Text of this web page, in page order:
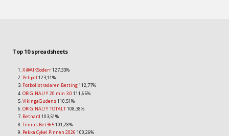
Top 10 spreadsheets
X @AIKSoderr127,33%
Pelipel 123,11%
Fotbollstradaren Betting112,77%
ORIGINAL!!! 20 min 3.0 111,65%
VikingaGudens110,51%
ORIGINAL!!! TOTALT108,38%
Bethard 103,51%
Tennis Bet365101,28%
Pekka Cykel Pinnen 2026 100,26%